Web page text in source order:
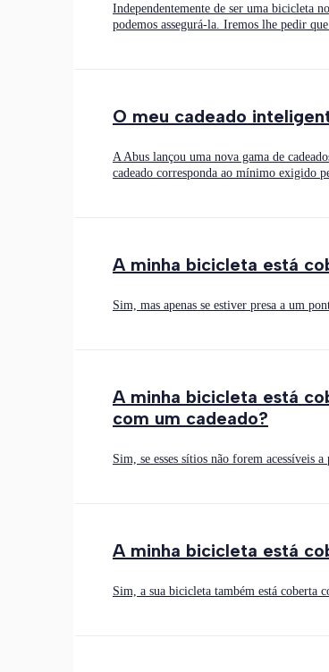
Independentemente de ser uma bicicleta
podemos assegurá-la. Iremos lhe pedir
O meu cadeado
A Abus lançou uma nova gama de
cadeado corresponda ao mínimo exigido
A minha bicicleta está
Sim, mas apenas se estiver presa a um
A minha bicicleta está
com um cadeado?
Sim, se esses sítios não forem acessíveis
A minha bicicleta está
Sim, a sua bicicleta também está coberta